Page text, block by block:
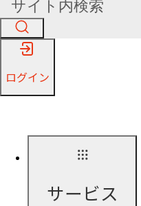
ログイン
サービス